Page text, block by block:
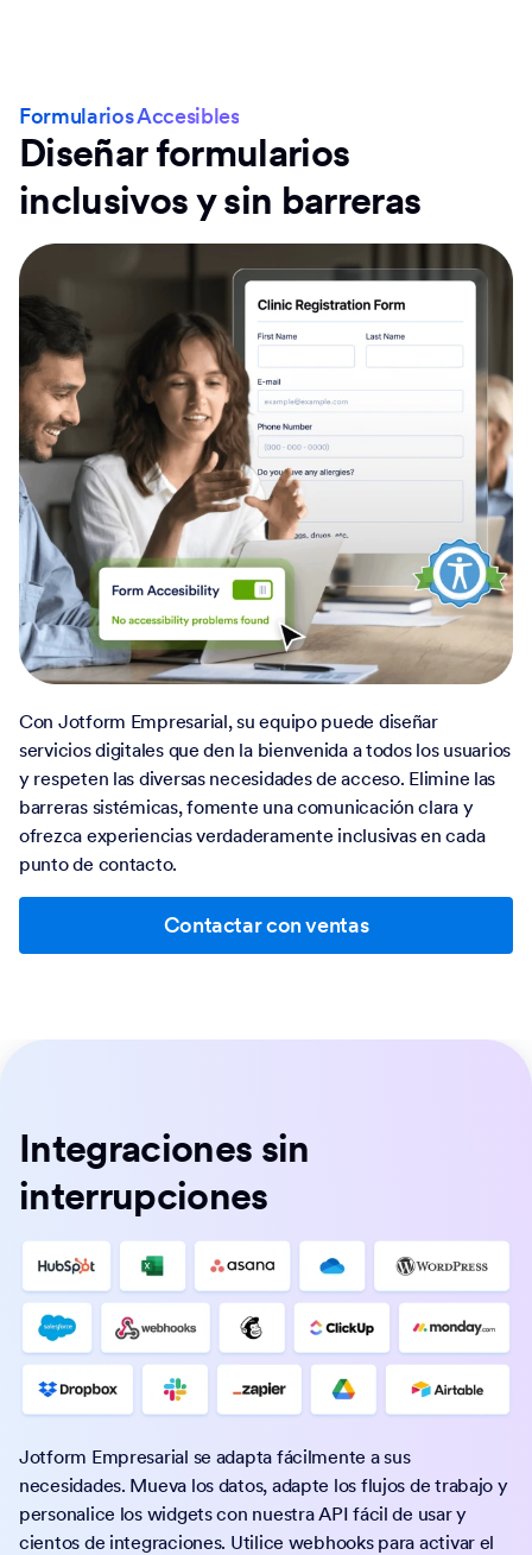
Formularios Accesibles
Diseñar formularios
inclusivos y sin barreras
Con Jotform Empresarial, su equipo puede diseñar
servicios digitales que den la bienvenida a todos los usuarios
y respeten las diversas necesidades de acceso. Elimine las
barreras sistémicas, fomente una comunicación clara y
ofrezca experiencias verdaderamente inclusivas en cada
punto de contacto.
Contactar con ventas
Integraciones sin
interrupciones
Jotform Empresarial se adapta fácilmente a sus
necesidades. Mueva los datos, adapte los flujos de trabajo y
personalice los widgets con nuestra API fácil de usar y
cientos de integraciones. Utilice webhooks para activar el